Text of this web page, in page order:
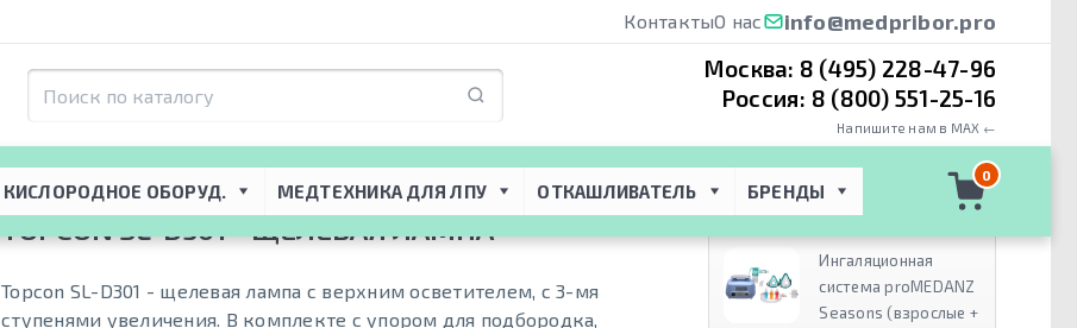
КонтактыО нас info@medpribor.pro
Москва: 8 (495) 228-47-96
Россия: 8 (800) 551-25-16
Напишите нам в MAX ←
КИСЛОРОДНОЕ ОБОРУД. МЕДТЕХНИКА ДЛЯ ЛПУ ОТКАШЛИВАТЕЛЬ БРЕНДЫ
0
TOPCON SL-D301 - ЩЕЛЕВАЯ ЛАМПА
Topcon SL-D301 - щелевая лампа с верхним осветителем, с 3-мя
ступенями увеличения. В комплекте с упором для подбородка,
Рекомендуем
Ингаляционная
система proMEDANZ
Seasons (взрослые +